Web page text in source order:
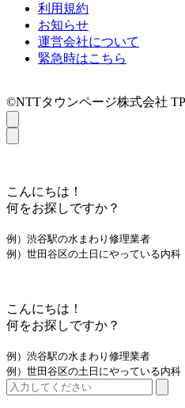
利用規約
お知らせ
運営会社について
緊急時はこちら
©NTTタウンページ株式会社
こんにちは！
何をお探しですか？
例）渋谷駅の水まわり修理業者
例）世田谷区の土日にやっている内科
こんにちは！
何をお探しですか？
例）渋谷駅の水まわり修理業者
例）世田谷区の土日にやっている内科